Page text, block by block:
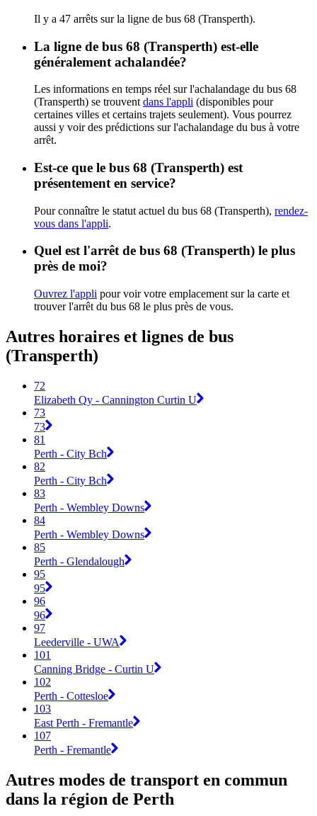
Il y a 47 arrêts sur la ligne de bus 68 (Transperth).
La ligne de bus 68 (Transperth) est-elle
généralement achalandée?
Les informations en temps réel sur l'achalandage du bus 68
(Transperth) se trouvent dans l'appli (disponibles pour
certaines villes et certains trajets seulement). Vous pourrez
aussi y voir des prédictions sur l'achalandage du bus à votre
arrêt.
Est-ce que le bus 68 (Transperth) est
présentement en service?
Pour connaître le statut actuel du bus 68 (Transperth), rendez-
vous dans l'appli.
Quel est l'arrêt de bus 68 (Transperth) le plus
près de moi?
Ouvrez l'appli pour voir votre emplacement sur la carte et
trouver l'arrêt du bus 68 le plus près de vous.
Autres horaires et lignes de bus
(Transperth)
72
Elizabeth Qy - Cannington Curtin U
73
73
81
Perth - City Bch
82
Perth - City Bch
83
Perth - Wembley Downs
84
Perth - Wembley Downs
85
Perth - Glendalough
95
95
96
96
97
Leederville - UWA
101
Canning Bridge - Curtin U
102
Perth - Cottesloe
103
East Perth - Fremantle
107
Perth - Fremantle
Autres modes de transport en commun
dans la région de Perth